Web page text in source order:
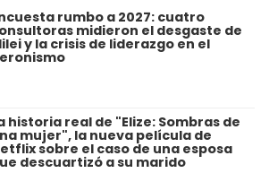
rumbo a 2027: cuatro
midieron el desgaste de
y la crisis de liderazgo en el
historia real de "Elize: Sombras de
mujer", la nueva película de
sobre el caso de una esposa
descuartizó a su marido